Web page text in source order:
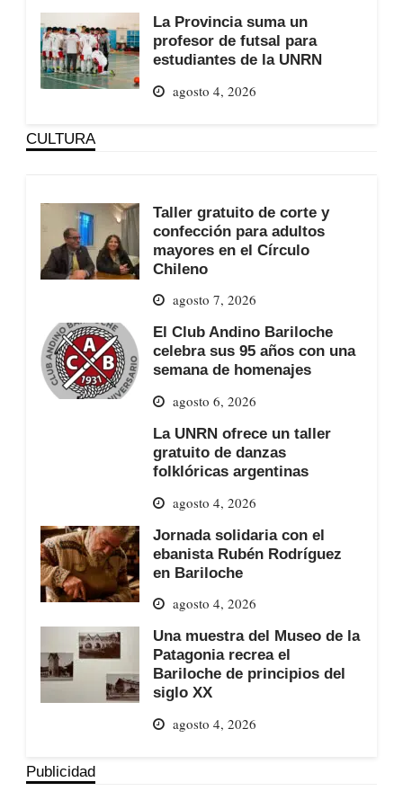
La Provincia suma un
profesor de futsal para
estudiantes de la UNRN
agosto 4, 2026
CULTURA
Taller gratuito de corte y
confección para adultos
mayores en el Círculo
Chileno
agosto 7, 2026
El Club Andino Bariloche
celebra sus 95 años con una
semana de homenajes
agosto 6, 2026
La UNRN ofrece un taller
gratuito de danzas
folklóricas argentinas
agosto 4, 2026
Jornada solidaria con el
ebanista Rubén Rodríguez
en Bariloche
agosto 4, 2026
Una muestra del Museo de la
Patagonia recrea el
Bariloche de principios del
siglo XX
agosto 4, 2026
Publicidad